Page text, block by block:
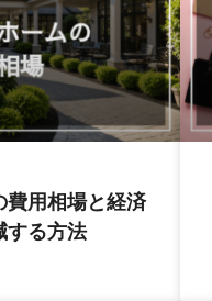
費用相場と経済
する方法